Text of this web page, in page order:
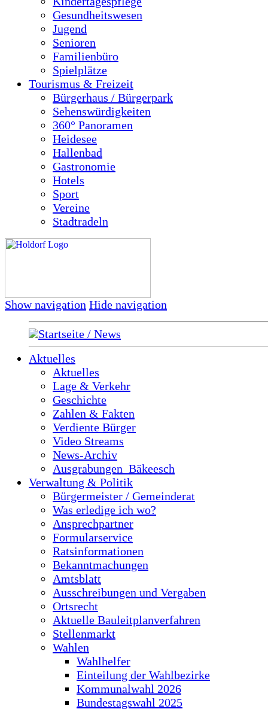
Gesundheitswesen
Jugend
Senioren
Familienbüro
Spielplätze
Tourismus & Freizeit
Bürgerhaus / Bürgerpark
Sehenswürdigkeiten
360° Panoramen
Heidesee
Hallenbad
Gastronomie
Hotels
Sport
Vereine
Stadtradeln
Show navigation Hide navigation
Startseite / News
Aktuelles
Aktuelles
Lage & Verkehr
Geschichte
Zahlen & Fakten
Verdiente Bürger
Video Streams
News-Archiv
Ausgrabungen_Bäkeesch
Verwaltung & Politik
Bürgermeister / Gemeinderat
Was erledige ich wo?
Ansprechpartner
Formularservice
Ratsinformationen
Bekanntmachungen
Amtsblatt
Ausschreibungen und Vergaben
Ortsrecht
Aktuelle Bauleitplanverfahren
Stellenmarkt
Wahlen
Wahlhelfer
Einteilung der Wahlbezirke
Kommunalwahl 2026
Bundestagswahl 2025